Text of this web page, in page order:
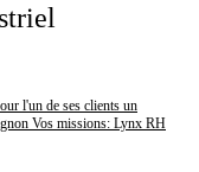
l'un de ses clients un
Vos missions: Lynx RH